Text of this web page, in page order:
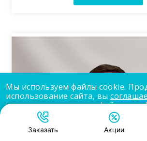
Мы используем файлы cookie.
использование сайта, вы
использованием нами файлов
Принять
Заказать Акции